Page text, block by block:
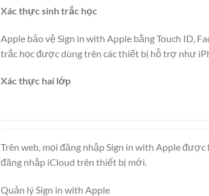
Xác thực sinh trắc học
Apple bảo vệ Sign in with Apple bằng Touch ID,
trắc học được dùng trên các thiết bị hỗ trợ như
Xác thực hai lớp
Trên web, mọi đăng nhập Sign in with Apple
đăng nhập iCloud trên thiết bị mới.
Quản lý Sign in with Apple